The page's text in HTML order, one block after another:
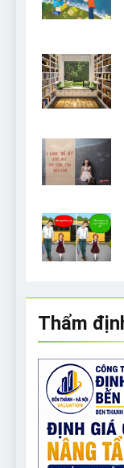
Thẩm